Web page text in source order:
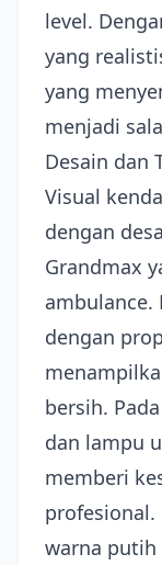
level.
yang
yang
menjadi
Desain dan
Visual
dengan
Grandmax
ambulance.
dengan
bersih.
dan lampu
memberi
profesional.
warna putih